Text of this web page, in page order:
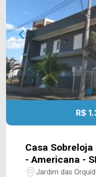
R$
Casa
- Americana -
Jardim das